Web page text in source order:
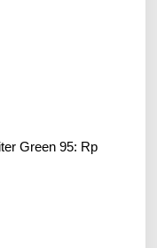
Green 95: Rp